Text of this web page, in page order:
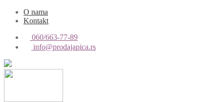
O nama
Kontakt
060/663-77-89
info@prodajapica.rs